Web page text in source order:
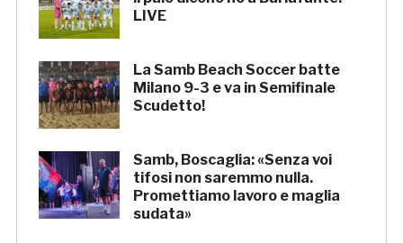
LIVE
La Samb Beach Soccer batte
Milano 9-3 e va in Semifinale
Scudetto!
Samb, Boscaglia: «Senza voi
tifosi non saremmo nulla.
Promettiamo lavoro e maglia
sudata»